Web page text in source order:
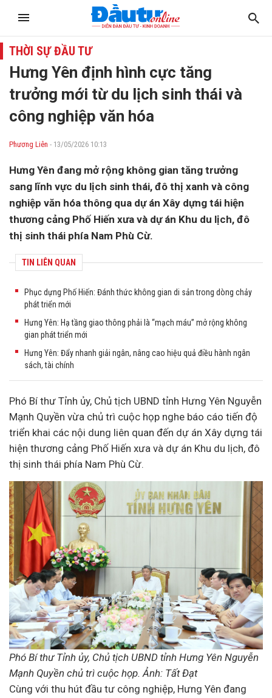
THỜI SỰ ĐẦU TƯ
Hưng Yên định hình cực tăng
trưởng mới từ du lịch sinh thái và
công nghiệp văn hóa
Phương Liên - 13/05/2026 10:13
Hưng Yên đang mở rộng không gian tăng trưởng
sang lĩnh vực du lịch sinh thái, đô thị xanh và công
nghiệp văn hóa thông qua dự án Xây dựng tái hiện
thương cảng Phố Hiến xưa và dự án Khu du lịch, đô
thị sinh thái phía Nam Phù Cừ.
TIN LIÊN QUAN
Phục dựng Phố Hiến: Đánh thức không gian di sản trong dòng chảy
phát triển mới
Hưng Yên: Hạ tầng giao thông phải là “mạch máu” mở rộng không
gian phát triển mới
Hưng Yên: Đẩy nhanh giải ngân, nâng cao hiệu quả điều hành ngân
sách, tài chính
Phó Bí thư Tỉnh ủy, Chủ tịch UBND tỉnh Hưng Yên Nguyễn
Mạnh Quyền vừa chủ trì cuộc họp nghe báo cáo tiến độ
triển khai các nội dung liên quan đến dự án Xây dựng tái
hiện thương cảng Phố Hiến xưa và dự án Khu du lịch, đô
thị sinh thái phía Nam Phù Cừ.
Phó Bí thư Tỉnh ủy, Chủ tịch UBND tỉnh Hưng Yên Nguyễn
Mạnh Quyền chủ trì cuộc họp. Ảnh: Tất Đạt
Cùng với thu hút đầu tư công nghiệp, Hưng Yên đang